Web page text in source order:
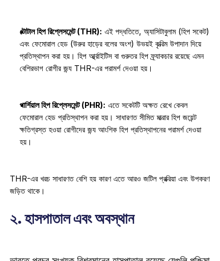
টোটাল হিপ রিপ্লেসমেন্ট (THR): এই পদ্ধতিতে, অ্যাসিটাবুলাম (হিপ সকেট)
এবং ফেমোরাল হেড (উরুর হাড়ের বলের অংশ) উভয়ই কৃত্রিম উপাদান দিয়ে
প্রতিস্থাপন করা হয়। হিপ আর্থ্রাইটিস বা গুরুতর হিপ ফ্র্যাকচার রয়েছে এমন
বেশিরভাগ রোগীর জন্য THR-এর পরামর্শ দেওয়া হয়।
পার্শিয়াল হিপ রিপ্লেসমেন্ট (PHR): এতে সকেটটি অক্ষত রেখে কেবল
ফেমোরাল হেড প্রতিস্থাপন করা হয়। সাধারণত সীমিত মাত্রার হিপ জয়েন্ট
ক্ষতিগ্রস্ত হওয়া রোগীদের জন্য আংশিক হিপ প্রতিস্থাপনের পরামর্শ দেওয়া
হয়।
THR-এর খরচ সাধারণত বেশি হয় কারণ এতে আরও জটিল প্রক্রিয়া এবং উপকরণ
জড়িত থাকে।
২. হাসপাতাল এবং অবস্থান